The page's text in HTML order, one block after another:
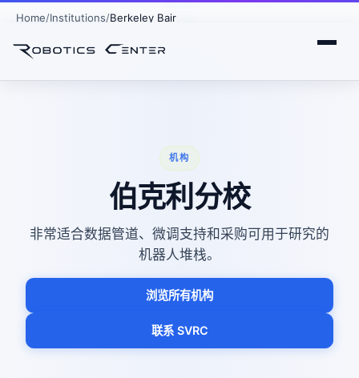
Home Institutions Berkeley Bair
机构
伯克利分校
非常适合数据管道、微调支持和采购可用于研究的
机器人堆栈。
浏览所有机构
联系 SVRC